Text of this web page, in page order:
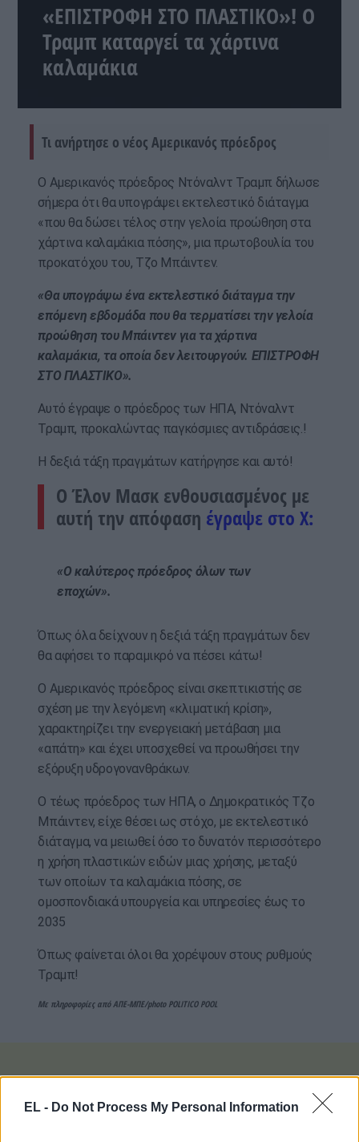
EL - Do Not Process My Personal Information
«ΕΠΙΣΤΡΟΦΗ ΣΤΟ ΠΛΑΣΤΙΚΟ»! Ο
Τραμπ καταργεί τα χάρτινα
καλαμάκια
Τι ανήρτησε ο νέος Αμερικανός πρόεδρος
Ο Αμερικανός πρόεδρος Ντόναλντ Τραμπ δήλωσε
σήμερα ότι θα υπογράψει εκτελεστικό διάταγμα
«που θα δώσει τέλος στην γελοία προώθηση στα
χάρτινα καλαμάκια πόσης», μια πρωτοβουλία του
προκατόχου του, Τζο Μπάιντεν.
«Θα υπογράψω ένα εκτελεστικό διάταγμα την
επόμενη εβδομάδα που θα τερματίσει την γελοία
προώθηση του Μπάιντεν για τα χάρτινα
καλαμάκια, τα οποία δεν λειτουργούν. ΕΠΙΣΤΡΟΦΗ
ΣΤΟ ΠΛΑΣΤΙΚΟ».
Αυτό έγραψε ο πρόεδρος των ΗΠΑ, Ντόναλντ
Τραμπ, προκαλώντας παγκόσμιες αντιδράσεις.!
Η δεξιά τάξη πραγμάτων κατήργησε και αυτό!
Ο Έλον Μασκ ενθουσιασμένος με
αυτή την απόφαση έγραψε στο X:
«Ο καλύτερος πρόεδρος όλων των
εποχών».
Όπως όλα δείχνουν η δεξιά τάξη πραγμάτων δεν
θα αφήσει το παραμικρό να πέσει κάτω!
Ο Αμερικανός πρόεδρος είναι σκεπτικιστής σε
σχέση με την λεγόμενη «κλιματική κρίση»,
χαρακτηρίζει την ενεργειακή μετάβαση μια
«απάτη» και έχει υποσχεθεί να προωθήσει την
εξόρυξη υδρογονανθράκων.
Ο τέως πρόεδρος των ΗΠΑ, ο Δημοκρατικός Τζο
Μπάιντεν, είχε θέσει ως στόχο, με εκτελεστικό
διάταγμα, να μειωθεί όσο το δυνατόν περισσότερο
η χρήση πλαστικών ειδών μιας χρήσης, μεταξύ
των οποίων τα καλαμάκια πόσης, σε
ομοσπονδιακά υπουργεία και υπηρεσίες έως το
2035
Όπως φαίνεται όλοι θα χορέψουν στους ρυθμούς
Τραμπ!
Με πληροφορίες από ΑΠΕ-ΜΠΕ/photo POLITICO POOL